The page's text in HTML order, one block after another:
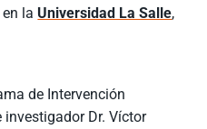
en la Universidad La Salle,
de Intervención
investigador Dr. Víctor